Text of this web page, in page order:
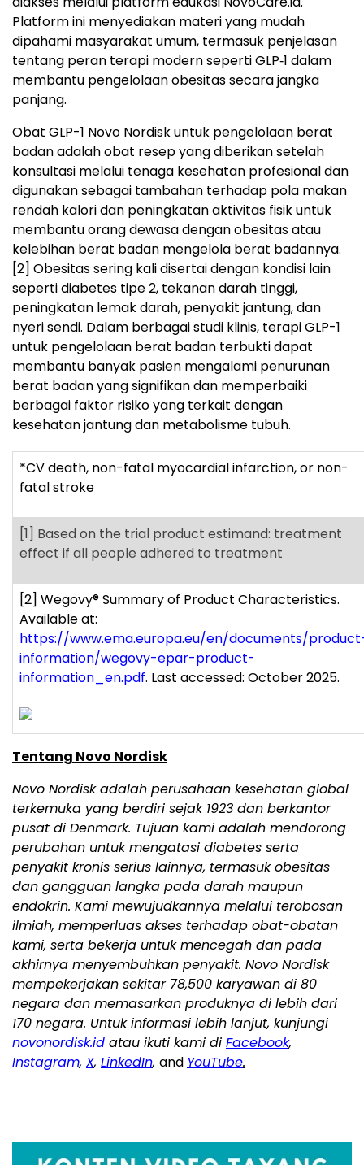
Platform ini menyediakan materi yang mudah
dipahami masyarakat umum, termasuk penjelasan
tentang peran terapi modern seperti GLP‑1 dalam
membantu pengelolaan obesitas secara jangka
panjang.
Obat GLP-1 Novo Nordisk untuk pengelolaan berat
badan adalah obat resep yang diberikan setelah
konsultasi melalui tenaga kesehatan profesional dan
digunakan sebagai tambahan terhadap pola makan
rendah kalori dan peningkatan aktivitas fisik untuk
membantu orang dewasa dengan obesitas atau
kelebihan berat badan mengelola berat badannya.
[2] Obesitas sering kali disertai dengan kondisi lain
seperti diabetes tipe 2, tekanan darah tinggi,
peningkatan lemak darah, penyakit jantung, dan
nyeri sendi. Dalam berbagai studi klinis, terapi GLP-1
untuk pengelolaan berat badan terbukti dapat
membantu banyak pasien mengalami penurunan
berat badan yang signifikan dan memperbaiki
berbagai faktor risiko yang terkait dengan
kesehatan jantung dan metabolisme tubuh.
*CV death, non-fatal myocardial infarction, or non-
fatal stroke
[1] Based on the trial product estimand: treatment
effect if all people adhered to treatment
[2] Wegovy®Summary of Product Characteristics.
Available at:
https://www.ema.europa.eu/en/documents/
information/wegovy-epar-product-
information_en.pdf. Last accessed: October 2025.
Tentang Novo Nordisk
Novo Nordisk adalah perusahaan kesehatan global
terkemuka yang berdiri sejak 1923 dan berkantor
pusat di Denmark. Tujuan kami adalah mendorong
perubahan untuk mengatasi diabetes serta
penyakit kronis serius lainnya, termasuk obesitas
dan gangguan langka pada darah maupun
endokrin. Kami mewujudkannya melalui terobosan
ilmiah, memperluas akses terhadap obat-obatan
kami, serta bekerja untuk mencegah dan pada
akhirnya menyembuhkan penyakit. Novo Nordisk
mempekerjakan sekitar 78,500 karyawan di 80
negara dan memasarkan produknya di lebih dari
170 negara. Untuk informasi lebih lanjut, kunjungi
novonordisk.id atau ikuti kami di Facebook,
Instagram, X, LinkedIn, and YouTube.